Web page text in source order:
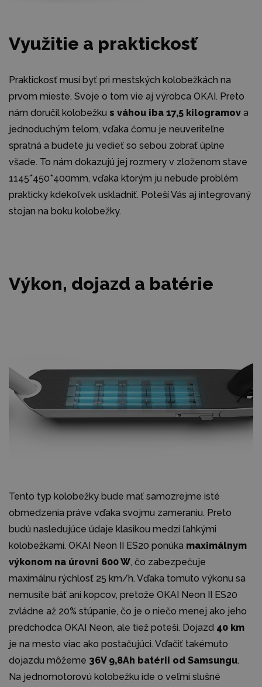
Využitie a praktickosť
Praktickosť musí byť pri mestských kolobežkách na
prvom mieste. Svoje o tom vie aj výrobca OKAI. Preto
nám doručil kolobežku s váhou iba 17,5 kilogramov a
jednoduchým telom, vďaka čomu je neuveriteľne
spratná a budete ju vedieť so sebou zobrať úplne
všade. To nám dokazujú jej rozmery v zloženom stave
1145*450*400mm, vďaka ktorým ju nebude problém
prakticky kdekoľvek uskladniť. Poteší Vás aj integrovaný
stojan na boku kolobežky.
Výkon, dojazd a batérie
Tento typ kolobežky bude mať samozrejme isté
obmedzenia práve vďaka svojmu zameraniu. Preto
budú nasledujúce údaje klasikou medzi ľahkými
kolobežkami. OKAI Neon II ES20 ponúka maximálnym
výkonom na úrovni 600 W, čo zabezpečuje
maximálnu rýchlosť 25 km/h. Vďaka tomuto výkonu sa
nemusíte báť ani kopcov, pretože OKAI Neon II ES20
zvládne až 20% stúpanie, čo je o niečo menej ako jeho
predchodca OKAI Neon, ale tiež poteší. Dojazd 40 km
je na mesto viac ako postačujúci. Vďačiť takémuto
dojazdu môžeme 36V 9,8Ah batérii od Samsungu.
Na jednomotorovú kolobežku ide o veľmi slušné